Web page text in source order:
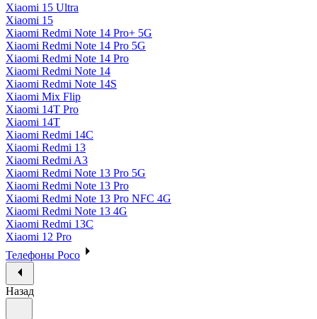
Xiaomi 15 Ultra
Xiaomi 15
Xiaomi Redmi Note 14 Pro+ 5G
Xiaomi Redmi Note 14 Pro 5G
Xiaomi Redmi Note 14 Pro
Xiaomi Redmi Note 14
Xiaomi Redmi Note 14S
Xiaomi Mix Flip
Xiaomi 14T Pro
Xiaomi 14T
Xiaomi Redmi 14C
Xiaomi Redmi 13
Xiaomi Redmi A3
Xiaomi Redmi Note 13 Pro 5G
Xiaomi Redmi Note 13 Pro
Xiaomi Redmi Note 13 Pro NFC 4G
Xiaomi Redmi Note 13 4G
Xiaomi Redmi 13C
Xiaomi 12 Pro
Телефоны Poco
Назад